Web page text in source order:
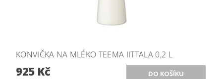
KONVIČKA NA MLÉKO TEEMA IITTALA 0,2 L
925 Kč